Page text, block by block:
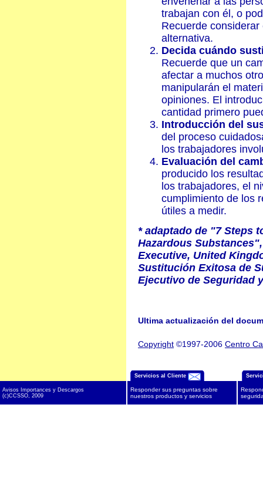
trabajan con él, o
Recuerde
alternativa.
Decida cuándo
Recuerde que un
afectar a muchos
manipularán el
opiniones. El
cantidad primero
Introducción del
del proceso
los trabajadores
Evaluación del
producido los
los trabajadores, el
cumplimiento de los
útiles a medir.
* adaptado de "7 Steps
Hazardous
Executive, United
Sustitución Exitosa de
Ejecutivo de Seguridad
Ultima actualización del
Copyright ©1997-2006 Centro
Servicios al Cliente
Avisos Importances y Descargos
(c)CCSSO, 2009
Responder sus preguntas sobre
nuestros productos y servicios